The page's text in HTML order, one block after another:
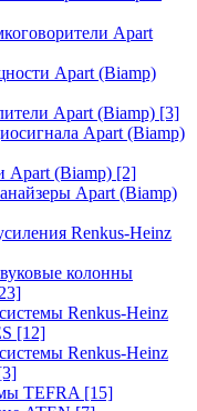
Apart
Apart (Biamp)
Apart (Biamp) [3]
Apart (Biamp)
Apart (Biamp) [2]
Apart (Biamp)
Renkus-Heinz
колонны
Renkus-Heinz
[12]
Renkus-Heinz
TEFRA [15]